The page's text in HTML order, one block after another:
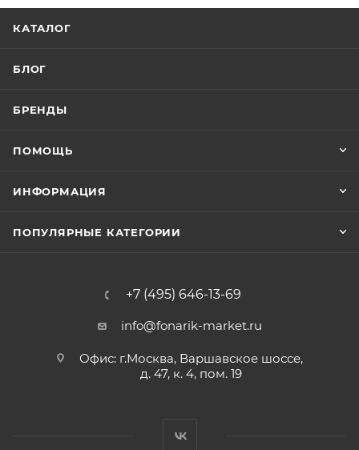
КАТАЛОГ
БЛОГ
БРЕНДЫ
ПОМОЩЬ
ИНФОРМАЦИЯ
ПОПУЛЯРНЫЕ КАТЕГОРИИ
+7 (495) 646-13-69
info@fonarik-market.ru
Офис: г.Москва, Варшавское шоссе,
д. 47, к. 4, пом. 19